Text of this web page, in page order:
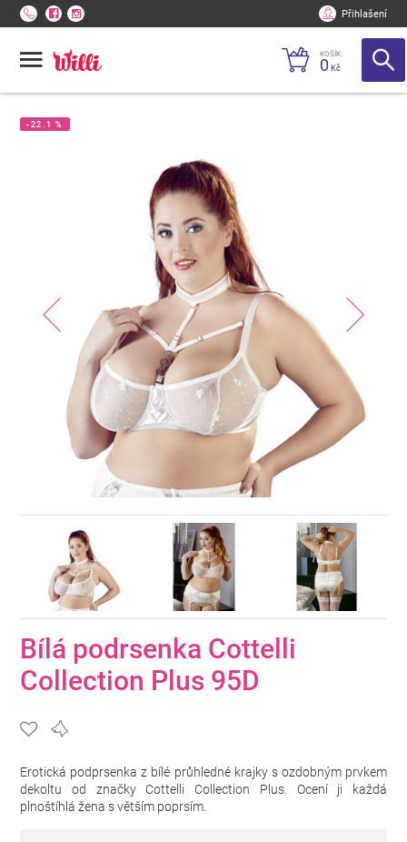
Přihlašení
KOŠÍK:
0 Kč
-22.1 %
Bílá podrsenka Cottelli
Collection Plus 95D
Erotická podprsenka z bílé průhledné krajky s ozdobným prvkem
dekoltu od značky Cottelli Collection Plus. Ocení ji každá
plnoštíhlá žena s větším poprsím.